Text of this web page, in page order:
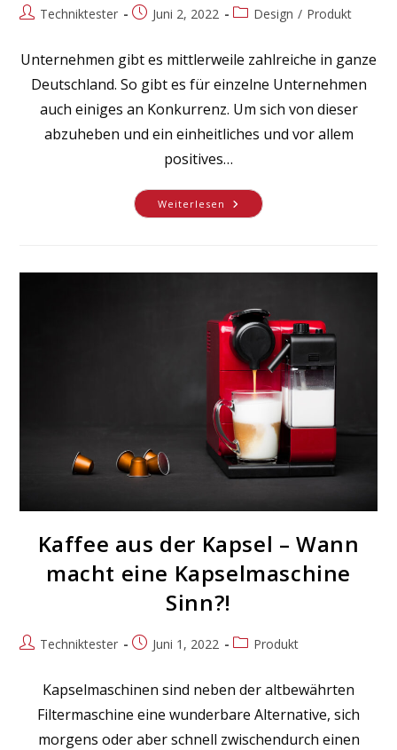
Beitrags-
Techniktester
BeitragJuni 2, 2022
Beitrags-
Design / Produkt
Unternehmen gibt es mittlerweile zahlreiche in ganze
Deutschland. So gibt es für einzelne Unternehmen
auch einiges an Konkurrenz. Um sich von dieser
abzuheben und ein einheitliches und vor allem
positives…
Weiterlesen Corporate
Design
Unternehmen!
Kaffee aus der Kapsel – Wann
macht eine Kapselmaschine
Sinn?!
Beitrags-
Techniktester
BeitragJuni 1, 2022
Beitrags-
Produkt
Kapselmaschinen sind neben der altbewährten
Filtermaschine eine wunderbare Alternative, sich
morgens oder aber schnell zwischendurch einen